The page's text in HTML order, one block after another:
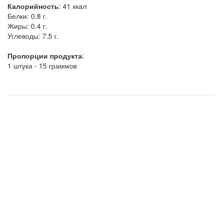
Калорийность: 41 ккал
Белки: 0.8 г.
Жиры: 0.4 г.
Углеводы: 7.5 г.
Пропорции продукта:
1 штука - 15 граммов